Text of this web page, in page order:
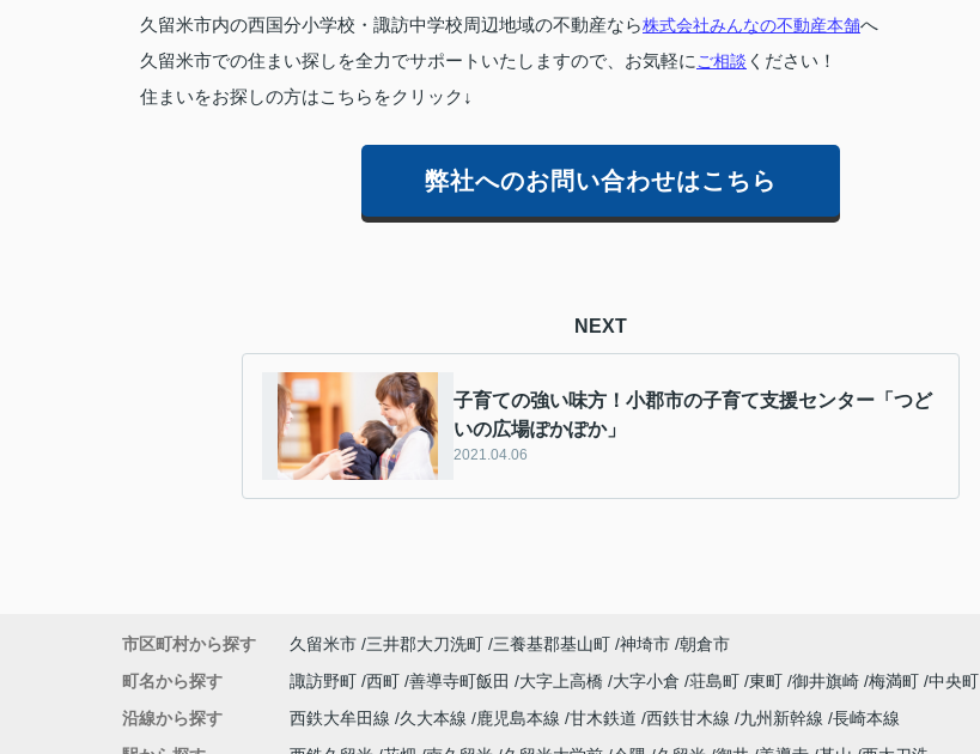
久留米市内の西国分小学校・諏訪中学校周辺地域の不動産なら株式会社みんなの不動産本舗へ
久留米市での住まい探しを全力でサポートいたしますので、お気軽に ご相談 ください！
住まいをお探しの方はこちらをクリック↓
弊社へのお問い合わせはこちら
NEXT
子育ての強い味方！小郡市の子育て支援センター「つど
いの広場ぽかぽか」
2021.04.06
市区町村から探す 久留米市 三井郡大刀洗町 三養基郡基山町 神埼市 朝倉市
町名から探す
諏訪野町 西町 善導寺町飯田 大字上高橋 大字小倉 荘島町 東町 御井旗崎 梅満町 中央町
沿線から探す
西鉄大牟田線 久大本線 鹿児島本線 甘木鉄道 西鉄甘木線 九州新幹線 長崎本線